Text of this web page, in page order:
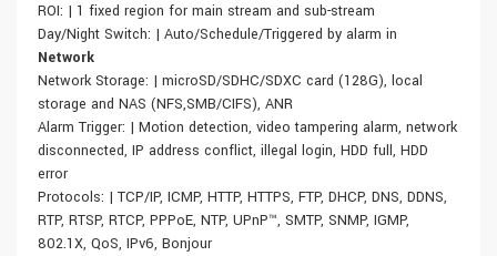
ROI: | 1 fixed region for main stream and sub-stream
Day/Night Switch: | Auto/Schedule/Triggered by alarm in
Network
Network Storage: | microSD/SDHC/SDXC card (128G), local
storage and NAS (NFS,SMB/CIFS), ANR
Alarm Trigger: | Motion detection, video tampering alarm, network
disconnected, IP address conflict, illegal login, HDD full, HDD
error
Protocols: | TCP/IP, ICMP, HTTP, HTTPS, FTP, DHCP, DNS, DDNS,
RTP, RTSP, RTCP, PPPoE, NTP, UPnP™, SMTP, SNMP, IGMP,
802.1X, QoS, IPv6, Bonjour